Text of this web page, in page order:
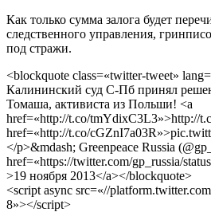
Как только сумма залога будет
следственного управления,
под стражи.
<blockquote class=«twitter-tweet»
Калининский суд С-Пб принял
Томаша, активиста из Польши! <a
href=«http://t.co/tmYdixC3L3»>http://
href=«http://t.co/
</p>&mdash; Greenpeace Russia
href=«https://twitter.com/gp_russia/
>19 ноября 2013</a></blockquote>
<script async src=«//
8»></script>